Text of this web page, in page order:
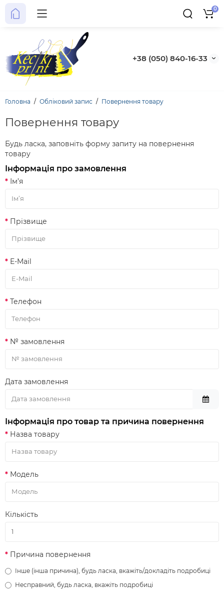
+38 (050) 840-16-33
0
Головна Обліковий запис Повернення товару
Повернення товару
Будь ласка, заповніть форму запиту на повернення
товару
Інформація про замовлення
Ім’я
Прізвище
E-Mail
Телефон
№ замовлення
Дата замовлення
Інформація про товар та причина повернення
Назва товару
Модель
Кількість
Причина повернення
Інше (інша причина), будь ласка, вкажіть/докладіть подробиці
Несправний, будь ласка, вкажіть подробиці